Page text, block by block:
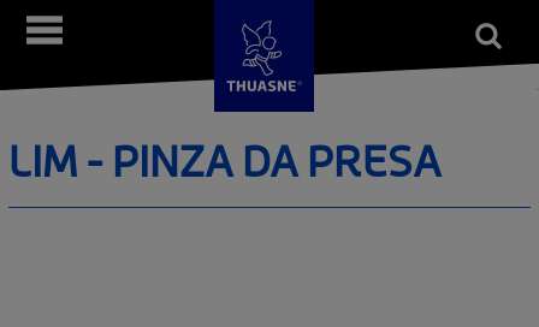
Salta
Open
form Menù
LIM - PINZA DA PRESA